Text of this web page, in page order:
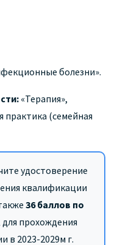
болезни».
«Терапия»,
практика (семейная
удостоверение
квалификации
36 баллов по
прохождения
в 2023-2029м г.